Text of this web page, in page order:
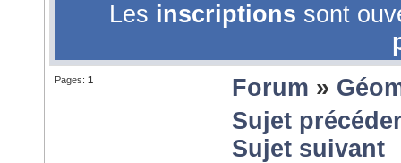
Les inscriptions sont
Pages: 1 Forum »
Sujet
Sujet suivant